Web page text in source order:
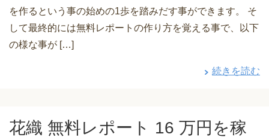
を作るという事の始めの1歩を踏みだす事ができます。 そ
して最終的には無料レポートの作り方を覚える事で、以下
の様な事が […]
続きを読む
花織 無料レポート 16 万円を稼